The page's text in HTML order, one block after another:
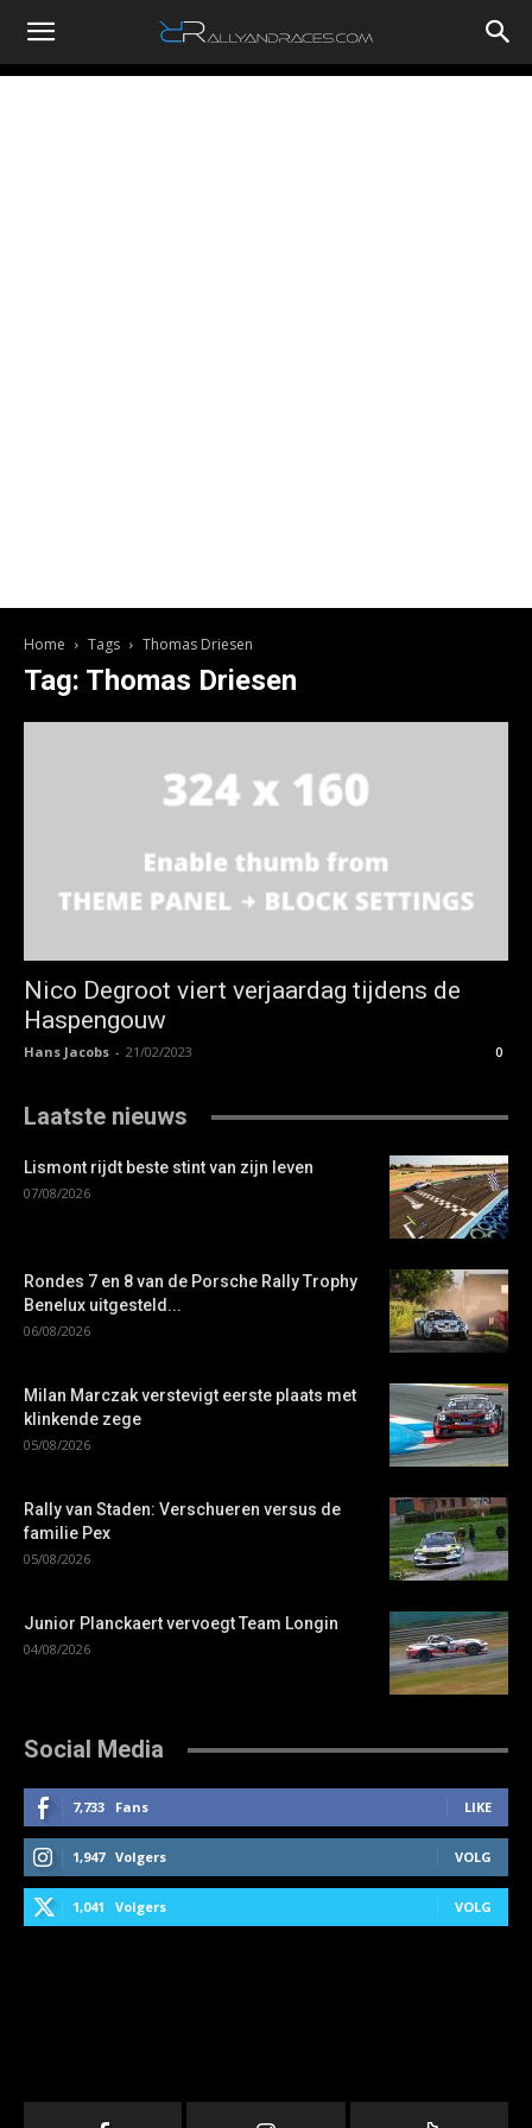
RallyandRaces.com
Home Tags Thomas Driesen
Tag: Thomas Driesen
Nico Degroot viert verjaardag tijdens de
Haspengouw
Hans Jacobs - 21/02/2023 0
Laatste nieuws
Lismont rijdt beste stint van zijn leven
07/08/2026
Rondes 7 en 8 van de Porsche Rally Trophy
Benelux uitgesteld...
06/08/2026
Milan Marczak verstevigt eerste plaats met
klinkende zege
05/08/2026
Rally van Staden: Verschueren versus de
familie Pex
05/08/2026
Junior Planckaert vervoegt Team Longin
04/08/2026
Social Media
7,733 Fans LIKE
1,947 Volgers VOLG
1,041 Volgers VOLG